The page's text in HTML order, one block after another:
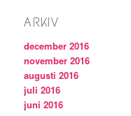
ARKIV
december 2016
november 2016
augusti 2016
juli 2016
juni 2016